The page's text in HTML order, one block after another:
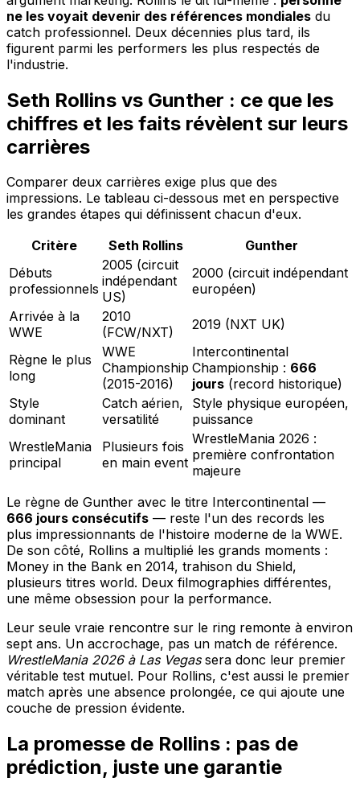
ne les voyait devenir des références mondiales du
catch professionnel. Deux décennies plus tard, ils
figurent parmi les performers les plus respectés de
l'industrie.
Seth Rollins vs Gunther : ce que les
chiffres et les faits révèlent sur leurs
carrières
Comparer deux carrières exige plus que des
impressions. Le tableau ci-dessous met en perspective
les grandes étapes qui définissent chacun d'eux.
Critère
Seth Rollins
Gunther
Débuts
professionnels
2005 (circuit
indépendant
US)
2000 (circuit indépendant
européen)
Arrivée à la
WWE
2010
(FCW/NXT)
2019 (NXT UK)
Règne le plus
long
WWE
Championship
(2015-2016)
Intercontinental
Championship : 666
jours (record historique)
Style
dominant
Catch aérien,
versatilité
Style physique européen,
puissance
WrestleMania
principal
Plusieurs fois
en main event
WrestleMania 2026 :
première confrontation
majeure
Le règne de Gunther avec le titre Intercontinental —
666 jours consécutifs — reste l'un des records les
plus impressionnants de l'histoire moderne de la WWE.
De son côté, Rollins a multiplié les grands moments :
Money in the Bank en 2014, trahison du Shield,
plusieurs titres world. Deux filmographies différentes,
une même obsession pour la performance.
Leur seule vraie rencontre sur le ring remonte à environ
sept ans. Un accrochage, pas un match de référence.
WrestleMania 2026 à Las Vegassera donc leur premier
véritable test mutuel. Pour Rollins, c'est aussi le premier
match après une absence prolongée, ce qui ajoute une
couche de pression évidente.
La promesse de Rollins : pas de
prédiction, juste une garantie